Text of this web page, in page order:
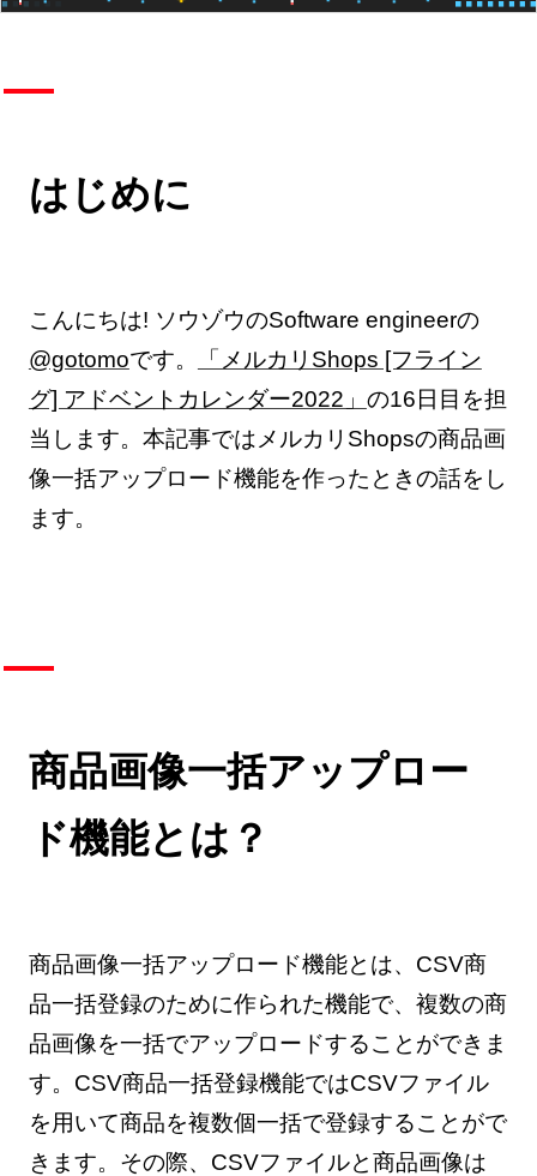
はじめに
こんにちは! ソウゾウのSoftware engineerの
@gotomoです。
「メルカリShops [フライン
グ] アドベントカレンダー2022」 の16日目を担
当します。本記事ではメルカリShopsの商品画
像一括アップロード機能を作ったときの話をし
ます。
商品画像一括アップロー
ド機能とは？
商品画像一括アップロード機能とは、CSV商
品一括登録のために作られた機能で、複数の商
品画像を一括でアップロードすることができま
す。CSV商品一括登録機能ではCSVファイル
を用いて商品を複数個一括で登録することがで
きます。その際、CSVファイルと商品画像は